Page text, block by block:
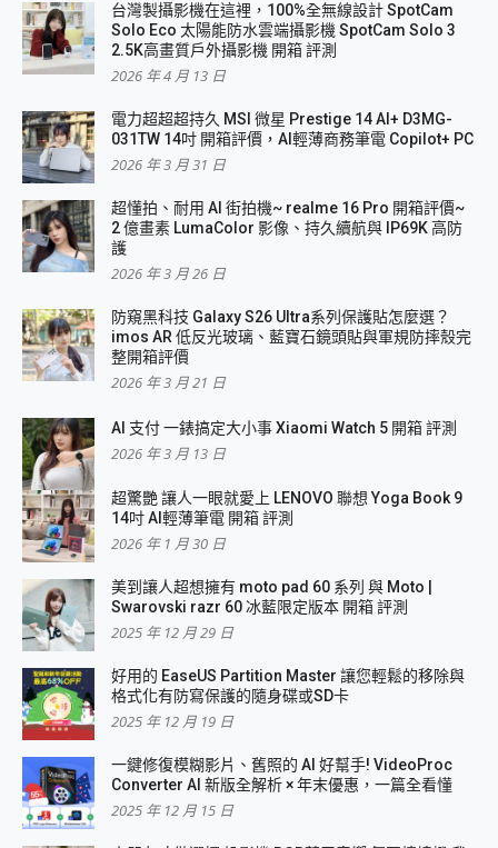
台灣製攝影機在這裡，100%全無線設計 SpotCam
Solo Eco 太陽能防水雲端攝影機 SpotCam Solo 3
2.5K高畫質戶外攝影機 開箱 評測
2026 年 4 月 13 日
電力超超超持久 MSI 微星 Prestige 14 AI+ D3MG-
031TW 14吋 開箱評價，AI輕薄商務筆電 Copilot+ PC
2026 年 3 月 31 日
超懂拍、耐用 AI 街拍機~ realme 16 Pro 開箱評價~
2 億畫素 LumaColor 影像、持久續航與 IP69K 高防
護
2026 年 3 月 26 日
防窺黑科技 Galaxy S26 Ultra系列保護貼怎麼選？
imos AR 低反光玻璃、藍寶石鏡頭貼與軍規防摔殼完
整開箱評價
2026 年 3 月 21 日
AI 支付 一錶搞定大小事 Xiaomi Watch 5 開箱 評測
2026 年 3 月 13 日
超驚艷 讓人一眼就愛上 LENOVO 聯想 Yoga Book 9
14吋 AI輕薄筆電 開箱 評測
2026 年 1 月 30 日
美到讓人超想擁有 moto pad 60 系列 與 Moto |
Swarovski razr 60 冰藍限定版本 開箱 評測
2025 年 12 月 29 日
好用的 EaseUS Partition Master 讓您輕鬆的移除與
格式化有防寫保護的隨身碟或SD卡
2025 年 12 月 19 日
一鍵修復模糊影片、舊照的 AI 好幫手! VideoProc
Converter AI 新版全解析 × 年末優惠，一篇全看懂
2025 年 12 月 15 日